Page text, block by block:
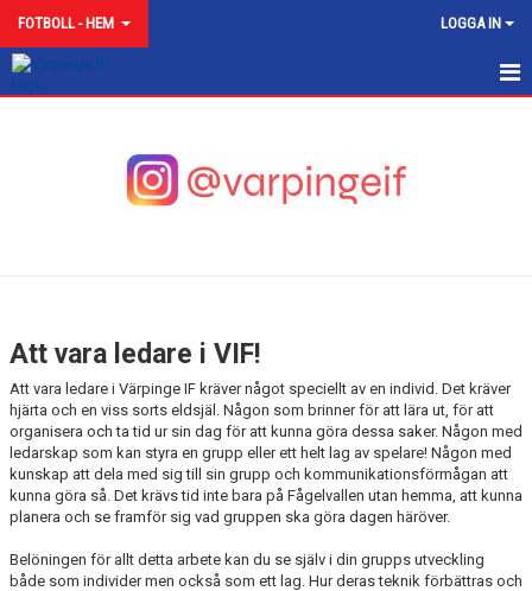
FOTBOLL - HEM LOGGA IN
ATT VARA FÖRÄLDER I VIF!
VISION
MATCHER
MATCHRUTINER
Att vara ledare i VIF!
Att vara ledare i Värpinge IF kräver något speciellt av en individ. Det kräver
hjärta och en viss sorts eldsjäl. Någon som brinner för att lära ut, för att
organisera och ta tid ur sin dag för att kunna göra dessa saker. Någon med
ledarskap som kan styra en grupp eller ett helt lag av spelare! Någon med
kunskap att dela med sig till sin grupp och kommunikationsförmågan att
kunna göra så. Det krävs tid inte bara på Fågelvallen utan hemma, att kunna
planera och se framför sig vad gruppen ska göra dagen häröver.
Belöningen för allt detta arbete kan du se själv i din grupps utveckling
både som individer men också som ett lag. Hur deras teknik förbättras och